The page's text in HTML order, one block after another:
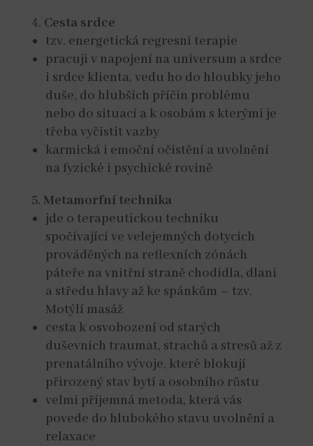
Cesta srdce
tzv. energetická regresní terapie
pracuji v napojení na universum a srdce
i srdce klienta, vedu ho do hloubky jeho
duše, do hlubších příčin problému
nebo do situací a k osobám s kterými je
třeba vyčistit vazby
karmická i emoční očistění a uvolnění
na fyzické i psychické rovině
Metamorfní technika
jde o terapeutickou techniku
spočívající ve velejemných dotycích
prováděných na reflexních zónách
páteře na vnitřní straně chodidla, dlani
a středu hlavy až ke spánkům – tzv.
Motýlí masáž
cesta k osvobození od starých
duševních traumat, strachů a stresů až z
prenatálního vývoje, které blokují
přirozený stav bytí a osobního růstu
velmi příjemná metoda, která vás
povede do hlubokého stavu uvolnění a
relaxace